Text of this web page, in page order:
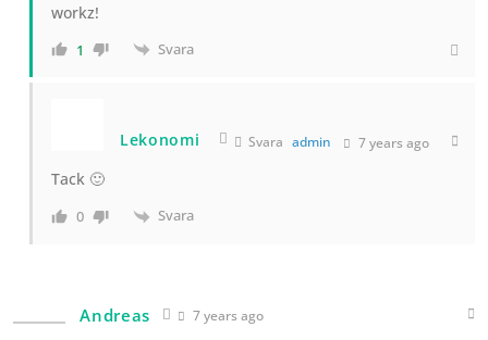
workz!
1 Svara
Lekonomi Svara admin 7 years ago
Tack 🙂
0 Svara
Andreas 7 years ago